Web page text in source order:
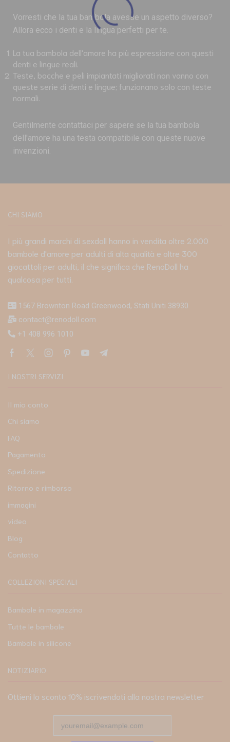
Vorresti che la tua bambola avesse un aspetto diverso?
Allora ecco i denti e la lingua perfetti per te.
La tua bambola dell'amore ha più espressione con questi
denti e lingue reali.
Teste, bocche e peli impiantati migliorati non vanno con
queste serie di denti e lingue; funzionano solo con teste
normali.
Gentilmente contattaci per sapere se la tua bambola
dell'amore ha una testa compatibile con queste nuove
invenzioni.
CHI SIAMO
I più grandi marchi di sexdoll hanno in vendita oltre 2.000
bambole d'amore per adulti di alta qualità e oltre 300
giocattoli per adulti, il che significa che RenoDoll ha
qualcosa per tutti.
1567 Brownton Road Greenwood, Stati Uniti 38930
contact@renodoll.com
+1 408 996 1010
I NOSTRI SERVIZI
Il mio conto
Chi siamo
FAQ
Pagamento
Spedizione
Ritorno e rimborso
immagini
video
Blog
Contatto
COLLEZIONI SPECIALI
Bambole in magazzino
Tutte le bambole
Bambole in silicone
NOTIZIARIO
Ottieni lo sconto 10% iscrivendoti alla nostra newsletter